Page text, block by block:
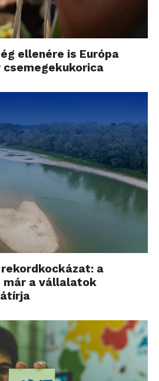
ellenére is Európa
csemegekukorica
a
a vállalatok